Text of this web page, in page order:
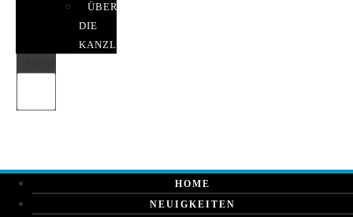
ÜBER
DIE
KANZLEI
HOME
NEUIGKEITEN